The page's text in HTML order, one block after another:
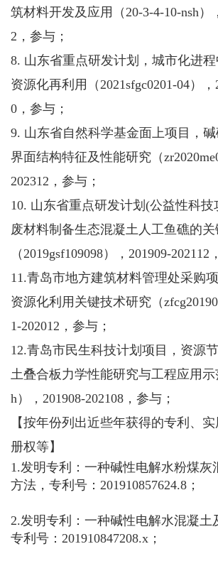
筑材料开发及应用（20-3-4-10-nsh）
2，参与；
8. 山东省重点研发计划，城市化进
资源化再利用（2021sfgc0201-04），
0，参与；
9. 山东省自然科学基金面上项目，
界面结构特征及性能研究（
202312，参与；
10. 山东省重点研发计划(公益性科技
废材料制备生态混凝土人工鱼礁的关
（2019gsf109098），201909-202112
11.青岛市地方建筑材料管理处采购
资源化利用关键技术研究（
1-202012，参与；
12.青岛市民生科技计划项目，资源
土叠合板力学性能研究与工程应用示
h），201908-202108，参与；
【按年份列出近些年获得的专利、
册权等】
1.发明专利：一种碱性电解水粉煤灰
方法，专利号：201910857624.8；
2.发明专利：一种碱性电解水混凝土
专利号：201910847208.x；